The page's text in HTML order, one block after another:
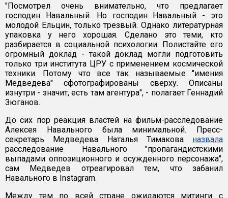
"Посмотрел очень внимательно, что предлагает
господин Навальный. Но господин Навальный - это
молодой Ельцин, только трезвый. Однако литературная
упаковка у него хорошая. Сделано это теми, кто
разбирается в социальной психологии. Полистайте его
огромный доклад - такой доклад могли подготовить
только три института ЦРУ с применением космической
техники. Потому что все так называемые "имения
Медведева" сфотографированы сверху. Описаны
изнутри - значит, есть там агентура", - полагает Геннадий
Зюганов.
До сих пор реакция властей на фильм-расследование
Алексея Навального была минимальной. Пресс-
секретарь Медведева Наталья Тимакова назвала
расследование Навального "пропагандистскими
выпадами оппозиционного и осужденного персонажа",
сам Медведев отреагировал тем, что забанил
Навального в Instagram.
Между тем по всей стране ожидаются митинги с